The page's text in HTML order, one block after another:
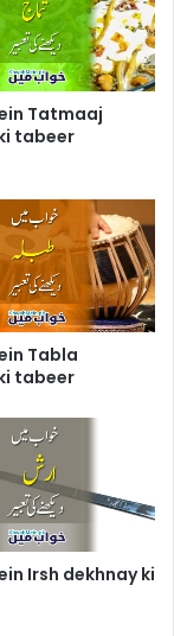
Tatmaaj
tabeer
Tabla
tabeer
Irsh dekhnay ki